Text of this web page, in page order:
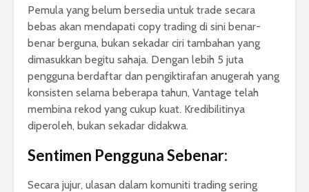
Pemula yang belum bersedia untuk trade secara
bebas akan mendapati copy trading di sini benar-
benar berguna, bukan sekadar ciri tambahan yang
dimasukkan begitu sahaja. Dengan lebih 5 juta
pengguna berdaftar dan pengiktirafan anugerah yang
konsisten selama beberapa tahun, Vantage telah
membina rekod yang cukup kuat. Kredibilitinya
diperoleh, bukan sekadar didakwa.
Sentimen Pengguna Sebenar:
Secara jujur, ulasan dalam komuniti trading sering